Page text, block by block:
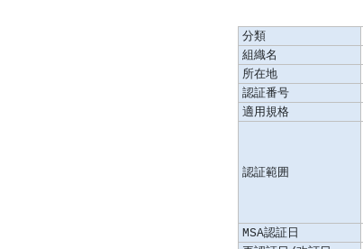
分類
組織名
所在地
認証番号
適用規格
認証範囲
MSA認証日